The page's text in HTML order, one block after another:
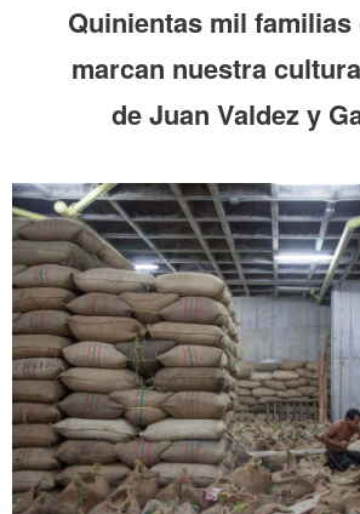
Quinientas mil
marcan nuestra
de Juan Valdez y